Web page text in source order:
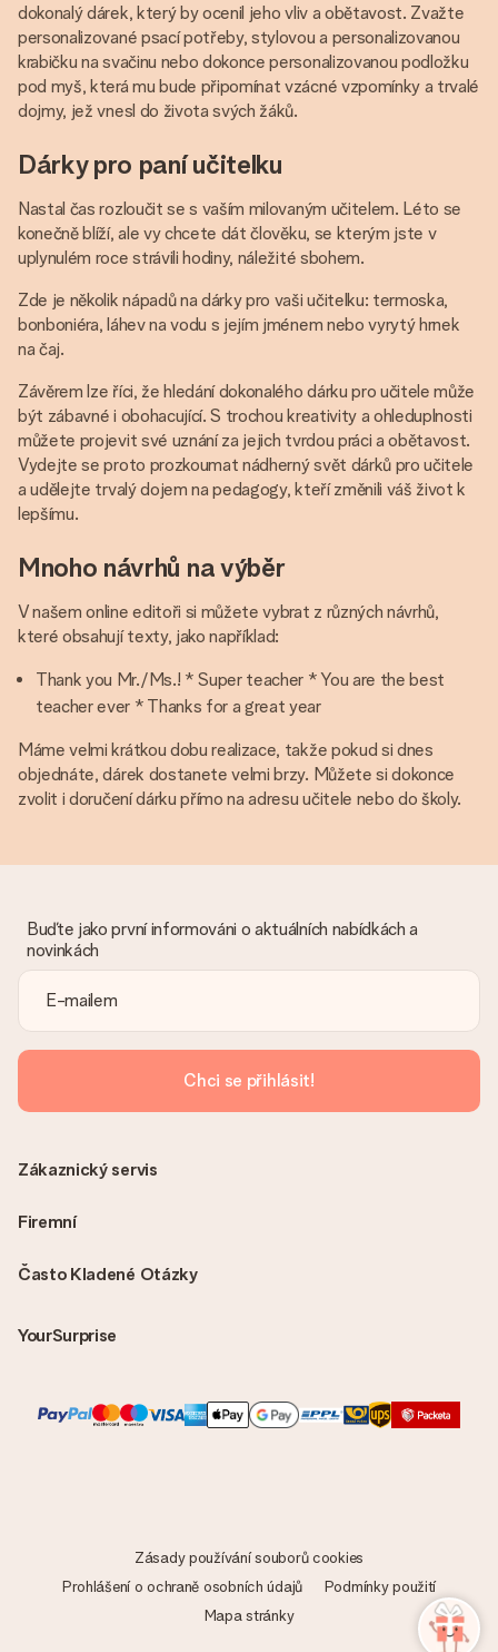
dokonalý dárek, který by ocenil jeho vliv a obětavost. Zvažte
personalizované psací potřeby, stylovou a personalizovanou
krabičku na svačinu nebo dokonce personalizovanou podložku
pod myš, která mu bude připomínat vzácné vzpomínky a trvalé
dojmy, jež vnesl do života svých žáků.
Dárky pro paní učitelku
Nastal čas rozloučit se s vaším milovaným učitelem. Léto se
konečně blíží, ale vy chcete dát člověku, se kterým jste v
uplynulém roce strávili hodiny, náležité sbohem.
Zde je několik nápadů na dárky pro vaši učitelku: termoska,
bonboniéra, láhev na vodu s jejím jménem nebo vyrytý hrnek
na čaj.
Závěrem lze říci, že hledání dokonalého dárku pro učitele může
být zábavné i obohacující. S trochou kreativity a ohleduplnosti
můžete projevit své uznání za jejich tvrdou práci a obětavost.
Vydejte se proto prozkoumat nádherný svět dárků pro učitele
a udělejte trvalý dojem na pedagogy, kteří změnili váš život k
lepšímu.
Mnoho návrhů na výběr
V našem online editoři si můžete vybrat z různých návrhů,
které obsahují texty, jako například:
Thank you Mr./Ms.! * Super teacher * You are the best
teacher ever * Thanks for a great year
Máme velmi krátkou dobu realizace, takže pokud si dnes
objednáte, dárek dostanete velmi brzy. Můžete si dokonce
zvolit i doručení dárku přímo na adresu učitele nebo do školy.
Buďte jako první informováni o aktuálních nabídkách a
novinkách
Chci se přihlásit!
Často Kladené Otázky
YourSurprise
Zákaznický servis
Firemní
Zásady používání souborů cookies
Prohlášení o ochraně osobních údajů
Podmínky použití
Mapa stránky